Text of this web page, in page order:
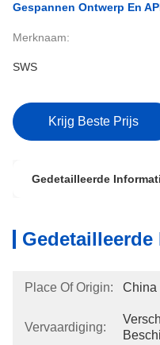
Gespannen Ontwerp En
Merknaam:
SWS
Krijg Beste Prijs
Gedetailleerde
Place Of Origin: China
Vervaardiging: